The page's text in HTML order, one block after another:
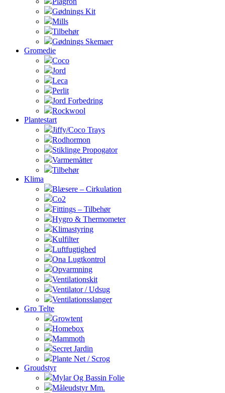
Gødnings Kit
Mills
Tilbehør
Gødnings Skemaer
Gromedie
Coco
Jord
Leca
Perlit
Jord Forbedring
Rockwool
Plantestart
Jiffy/Coco Trays
Rodhormon
Stiklinge Propogator
Varmemåtter
Tilbehør
Klima
Blæsere – Cirkulation
Co2
Fittings – Tilbehør
Hygro & Thermometer
Klimastyring
Kulfilter
Luftfugtighed
Ona Lugtkontrol
Opvarmning
Ventilationskit
Ventilator / Udsug
Ventilationsslanger
Gro Telte
Growtent
Homebox
Mammoth
Secret Jardin
Plante Net / Scrog
Groudstyr
Mylar Og Bassin Folie
Måleudstyr Mm.